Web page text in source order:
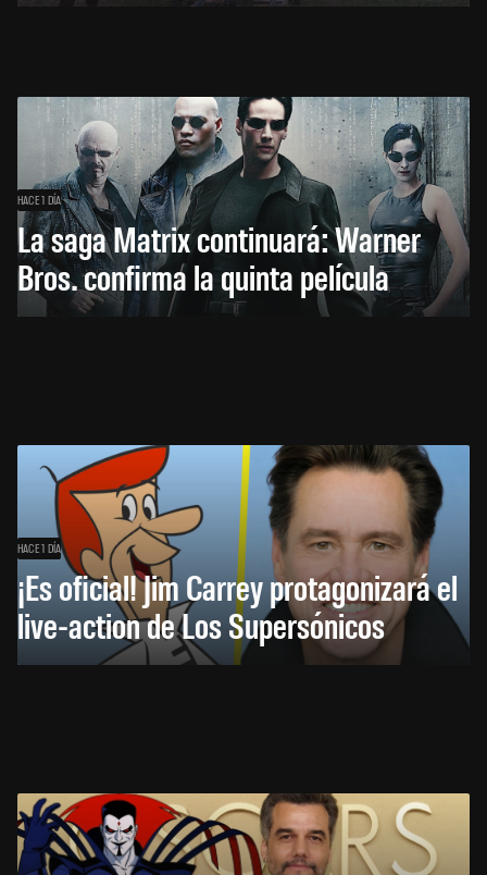
HACE 1 DÍA
La saga Matrix continuará: Warner
Bros. confirma la quinta película
HACE 1 DÍA
¡Es oficial! Jim Carrey protagonizará el
live-action de Los Supersónicos